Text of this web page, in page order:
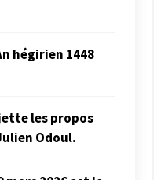
hégirien 1448
les propos
Odoul.